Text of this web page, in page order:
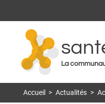
La
Accueil > Actualités >